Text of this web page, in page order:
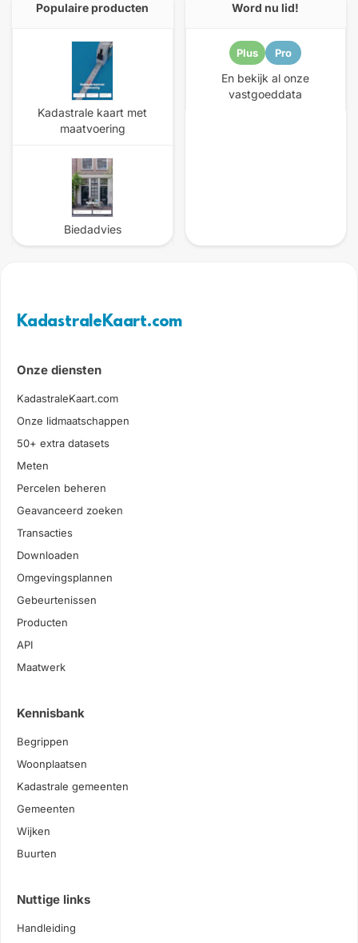
Populaire producten
Kadastrale kaart met
maatvoering
Biedadvies
Word nu lid!
Plus Pro
En bekijk al onze
vastgoeddata
KadastraleKaart.com
Onze diensten
KadastraleKaart.com
Onze lidmaatschappen
50+ extra datasets
Meten
Percelen beheren
Geavanceerd zoeken
Transacties
Downloaden
Omgevingsplannen
Gebeurtenissen
Producten
API
Maatwerk
Kennisbank
Begrippen
Woonplaatsen
Kadastrale gemeenten
Gemeenten
Wijken
Buurten
Nuttige links
Handleiding